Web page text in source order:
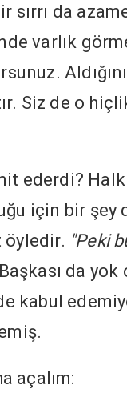
sırrı da
varlık
Siz de o
ederdi?
için bir şey
"Peki
da
kabul
açalım: